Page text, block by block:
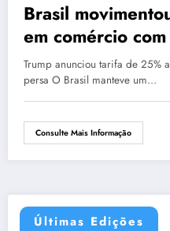
Brasil
em comércio
Trump anunciou tarifa de 25%
persa O Brasil manteve um…
Consulte Mais Informação
Últimas Edições